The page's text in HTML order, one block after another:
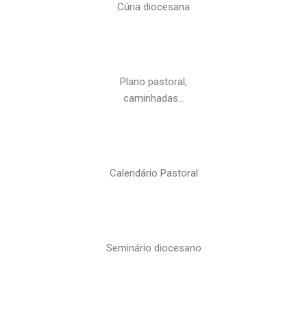
Cúria diocesana
Plano pastoral,
caminhadas…
Calendário Pastoral
Seminário diocesano